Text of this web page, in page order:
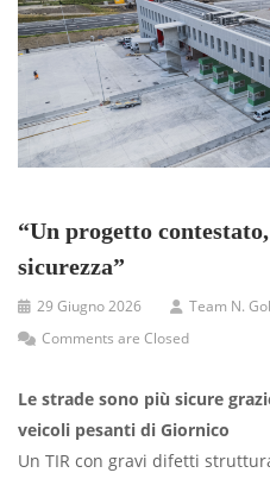
“Un progetto
sicurezza”
29 Giugno 2026 Team N.
Comments are Closed
Le strade sono più sicure
veicoli pesanti di Giornico
Un TIR con gravi difetti